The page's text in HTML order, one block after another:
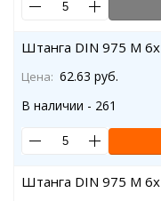
Штанга DIN 975 M
Цена: 62.63 руб.
В наличии - 261
Штанга DIN 975 M